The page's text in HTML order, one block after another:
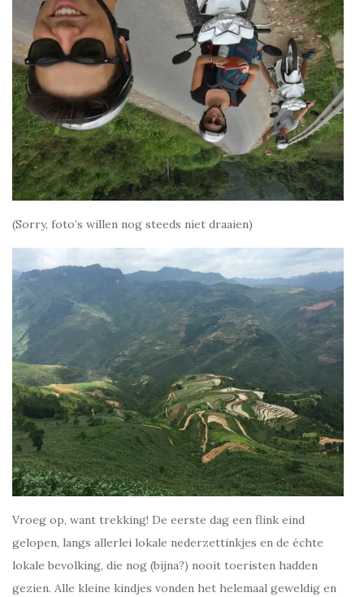
(Sorry, foto’s willen nog steeds niet draaien)
Vroeg op, want trekking! De eerste dag een flink eind
gelopen, langs allerlei lokale nederzettinkjes en de échte
lokale bevolking, die nog (bijna?) nooit toeristen hadden
gezien. Alle kleine kindjes vonden het helemaal geweldig en